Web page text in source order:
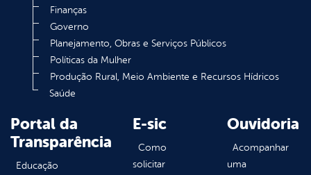
Finanças
Governo
Planejamento, Obras e Serviços Públicos
Políticas da Mulher
Produção Rural, Meio Ambiente e Recursos Hídricos
Saúde
Portal da
Transparência
Educação
E-sic
Como
solicitar
Ouvidoria
Acompanhar
uma